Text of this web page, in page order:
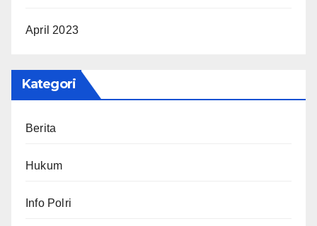
April 2023
Kategori
Berita
Hukum
Info Polri